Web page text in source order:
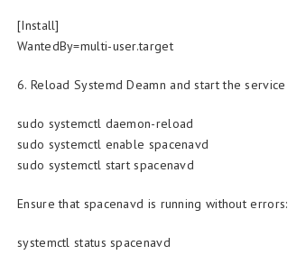
[Install]
WantedBy=multi-user.target
6. Reload Systemd Deamn and start the service
sudo systemctl daemon-reload
sudo systemctl enable spacenavd
sudo systemctl start spacenavd
Ensure that spacenavd is running without errors:
systemctl status spacenavd